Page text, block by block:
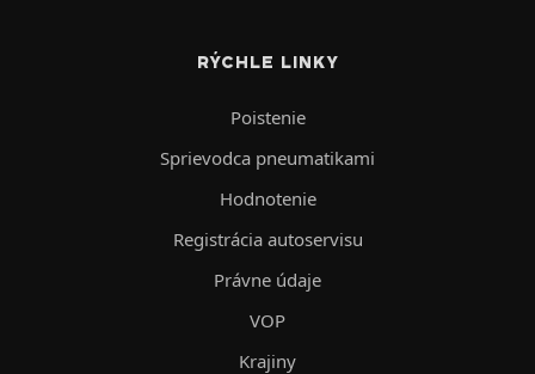
RÝCHLE LINKY
Poistenie
Sprievodca pneumatikami
Hodnotenie
Registrácia autoservisu
Právne údaje
VOP
Krajiny